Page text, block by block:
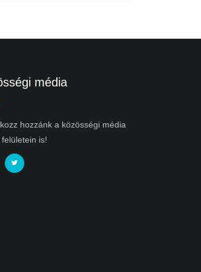
média
hozzánk a közösségi média
is!